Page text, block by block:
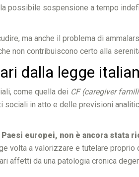
possibile sospensione a tempo
ma anche il problema di
non contribuiscono certo alla
dalla legge
come quella dei CF (caregiver
in atto e delle previsioni
europei, non è ancora stata
volta a valorizzare e tutelare
affetti da una patologia cronica